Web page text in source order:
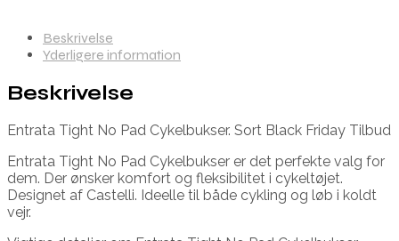
Beskrivelse
Yderligere information
Beskrivelse
Entrata Tight No Pad Cykelbukser. Sort Black Friday Tilbud
Entrata Tight No Pad Cykelbukser er det perfekte valg for
dem. Der ønsker komfort og fleksibilitet i cykeltøjet.
Designet af Castelli. Ideelle til både cykling og løb i koldt
vejr.